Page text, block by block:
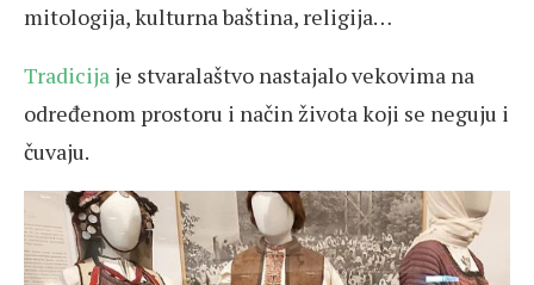
mitologija, kulturna baština, religija…
Tradicija je stvaralaštvo nastajalo vekovima na
određenom prostoru i način života koji se neguju i
čuvaju.